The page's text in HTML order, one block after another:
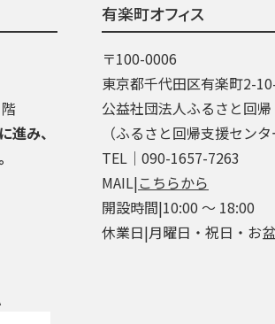
み、
有楽町オフィス
〒100-0006
東京都千代田区有楽町2-
公益社団法人ふるさと回
（ふるさと回帰支援セン
TEL│090-1657-7263
MAIL|こちらから
開設時間|10:00 ～ 18:00
休業日|月曜日・祝日・お